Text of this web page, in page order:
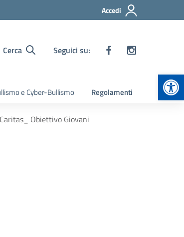
Accedi
Cerca Seguici su:
e Cyber-Bullismo Regolamenti
Obiettivo Giovani